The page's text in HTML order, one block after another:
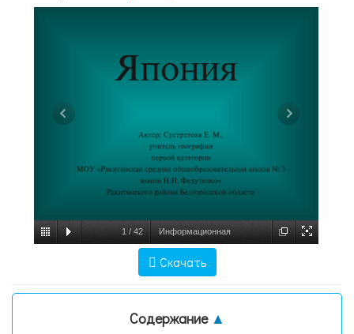
1 / 42 Информационная
современного преподавателя. 11-й класс,
Скачать
Содержание ▲